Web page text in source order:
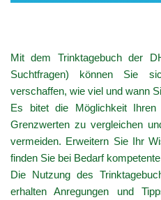
Mit dem Trinktagebuch der
Suchtfragen) können Sie
verschaffen, wie viel und wann
Es bitet die Möglichkeit Ihren
Grenzwerten zu vergleichen
vermeiden. Erweitern Sie Ihr
finden Sie bei Bedarf
Die Nutzung des
erhalten Anregungen und